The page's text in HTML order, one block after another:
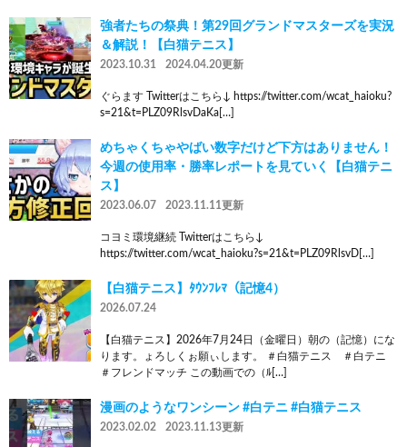
強者たちの祭典！第29回グランドマスターズを実況
＆解説！【白猫テニス】
2023.10.31 2024.04.20更新
ぐらます Twitterはこちら↓ https://twitter.com/wcat_haioku?
s=21&t=PLZ09RlsvDaKa[…]
めちゃくちゃやばい数字だけど下方はありません！
今週の使用率・勝率レポートを見ていく【白猫テニ
ス】
2023.06.07 2023.11.11更新
コヨミ環境継続 Twitterはこちら↓
https://twitter.com/wcat_haioku?s=21&t=PLZ09RlsvD[…]
【白猫テニス】ﾀｳﾝﾌﾚﾏ（記憶4）
2026.07.24
【白猫テニス】2026年7月24日（金曜日）朝の（記憶）にな
ります。ょろしくぉ願ぃします。 ＃白猫テニス ＃白テニ
＃フレンドマッチ この動画での（ﾙ[…]
漫画のようなワンシーン #白テニ #白猫テニス
2023.02.02 2023.11.13更新